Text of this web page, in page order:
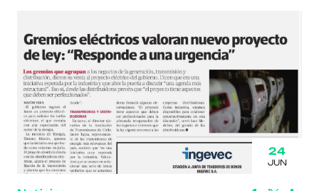
24
JUN